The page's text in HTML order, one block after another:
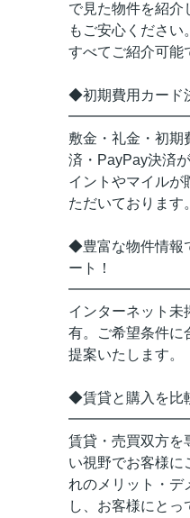
で見た物件を紹介
もご安心ください
すべてご紹介可能
◆初期費用カード
敷金・礼金・初期
済・PayPay決済
イントやマイルが
ただいております。
◆豊富な物件情報
ート！
インターネット未
有。ご希望条件に
提案いたします。
◆賃貸と購入を比
賃貸・売買双方を
い視野でお客様に
れのメリット・デ
し、お客様にとっ